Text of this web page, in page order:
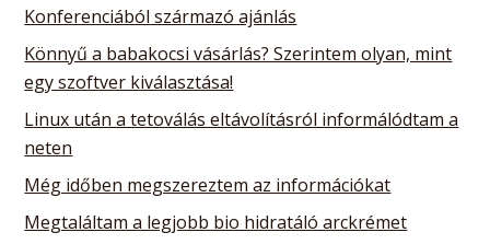
Konferenciából származó ajánlás
Könnyű a babakocsi vásárlás? Szerintem olyan, mint
egy szoftver kiválasztása!
Linux után a tetoválás eltávolításról informálódtam a
neten
Még időben megszereztem az információkat
Megtaláltam a legjobb bio hidratáló arckrémet